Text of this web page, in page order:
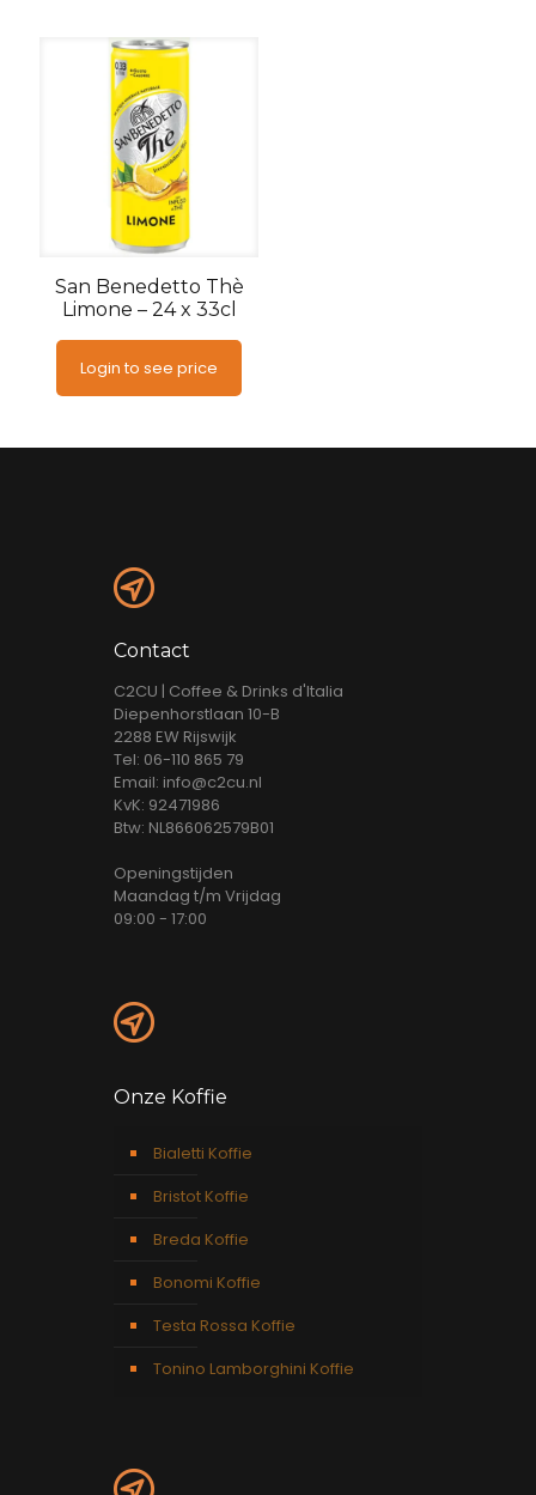
San Benedetto Thè
Limone – 24 x 33cl
Login to see price
Contact
C2CU | Coffee & Drinks d'Italia
Diepenhorstlaan 10-B
2288 EW Rijswijk
Tel: 06-110 865 79
Email: info@c2cu.nl
KvK: 92471986
Btw: NL866062579B01
Openingstijden
Maandag t/m Vrijdag
09:00 - 17:00
Onze Koffie
Bialetti Koffie
Bristot Koffie
Breda Koffie
Bonomi Koffie
Testa Rossa Koffie
Tonino Lamborghini Koffie